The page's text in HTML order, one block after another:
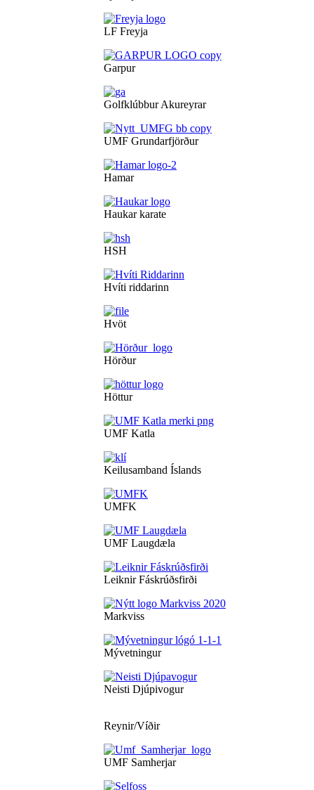
LF Freyja
Garpur
Golfklúbbur Akureyrar
UMF Grundarfjörður
Hamar
Haukar karate
HSH
Hvíti riddarinn
Hvöt
Hörður
Höttur
UMF Katla
Keilusamband Íslands
UMFK
UMF Laugdæla
Leiknir Fáskrúðsfirði
Markviss
Mývetningur
Neisti Djúpivogur
Reynir/Víðir
UMF Samherjar